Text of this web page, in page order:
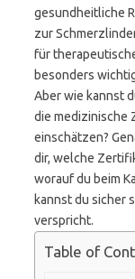
gesundheitliche
zur
für
besonders
Aber wie kannst
die medizinische
einschätzen?
dir, welche
worauf du beim
kannst du sicher
verspricht.
Table of